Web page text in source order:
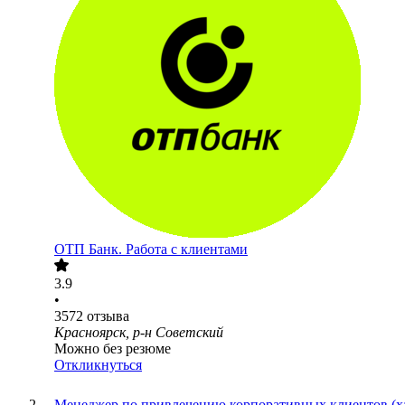
ОТП Банк. Работа с клиентами
3.9
•
3572 отзыва
Красноярск, р-н Советский
Можно без резюме
Откликнуться